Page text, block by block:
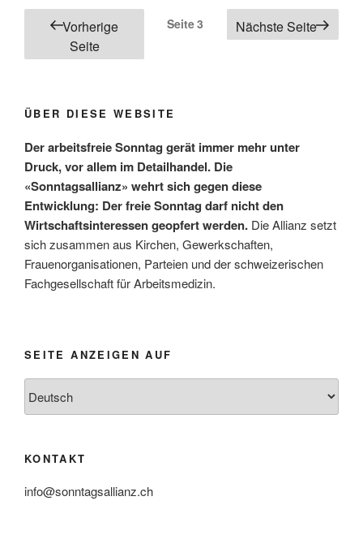
geschützt»
Seitennummerierung
Beiträge
Vorherige
Seite
Seite3 Nächste Seite
ÜBER DIESE WEBSITE
Der arbeitsfreie Sonntag gerät immer mehr unter
Druck, vor allem im Detailhandel. Die
«Sonntagsallianz» wehrt sich gegen diese
Entwicklung: Der freie Sonntag darf nicht den
Wirtschaftsinteressen geopfert werden. Die Allianz setzt
sich zusammen aus Kirchen, Gewerkschaften,
Frauenorganisationen, Parteien und der schweizerischen
Fachgesellschaft für Arbeitsmedizin.
SEITE ANZEIGEN AUF
anzeigen
KONTAKT
info@sonntagsallianz.ch